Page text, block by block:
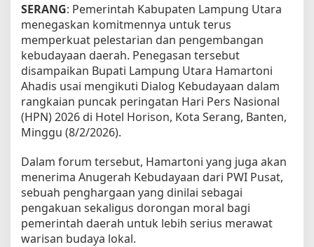
P
e
l
s
t
a
r
a
n
u
d
a
y
a
L
a
SERANG: Pemerintah Kabupaten Lampung Utara
menegaskan komitmennya untuk terus
memperkuat pelestarian dan pengembangan
kebudayaan daerah. Penegasan tersebut
disampaikan Bupati Lampung Utara Hamartoni
Ahadis usai mengikuti Dialog Kebudayaan dalam
rangkaian puncak peringatan Hari Pers Nasional
(HPN) 2026 di Hotel Horison, Kota Serang, Banten,
Minggu (8/2/2026).
Dalam forum tersebut, Hamartoni yang juga akan
menerima Anugerah Kebudayaan dari PWI Pusat,
sebuah penghargaan yang dinilai sebagai
pengakuan sekaligus dorongan moral bagi
pemerintah daerah untuk lebih serius merawat
warisan budaya lokal.